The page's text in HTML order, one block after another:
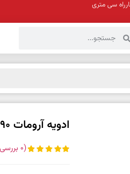
سی متری
ادویه آرومات 90 گرمی
(
0